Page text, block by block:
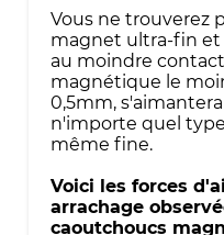
Vous ne trouverez
magnet ultra-fin et
au moindre
magnétique le
0,5mm,
n'importe quel
même fine.
Voici les forces
arrachage
caoutchoucs